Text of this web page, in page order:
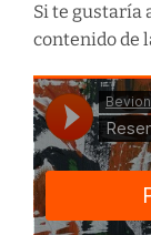
Si te gustaría
contenido de